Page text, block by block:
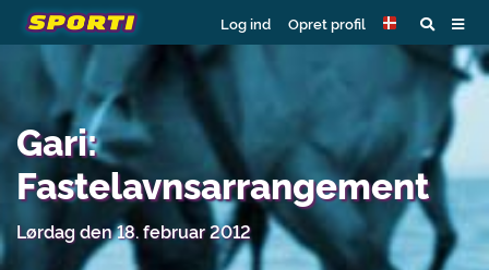
Log ind Opret profil
Gari:
Fastelavnsarrangement
Lørdag den 18. februar 2012